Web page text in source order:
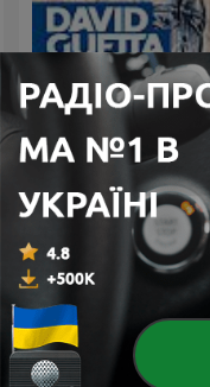
David Guetta